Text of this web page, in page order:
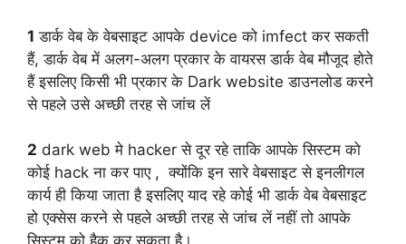
1 डार्क वेब के वेबसाइट आपके device को imfect कर सकती
हैं, डार्क वेब में अलग-अलग प्रकार के वायरस डार्क वेब मौजूद होते
हैं इसलिए किसी भी प्रकार के Dark website डाउनलोड करने
से पहले उसे अच्छी तरह से जांच लें
2 dark web मे hacker से दूर रहे ताकि आपके सिस्टम को
कोई hack ना कर पाए , क्योंकि इन सारे वेबसाइट से इनलीगल
कार्य ही किया जाता है इसलिए याद रहे कोई भी डार्क वेब वेबसाइट
हो एक्सेस करने से पहले अच्छी तरह से जांच लें नहीं तो आपके